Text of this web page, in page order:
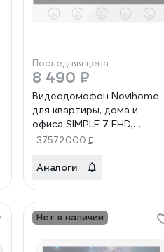
Последняя цена
8 490 ₽
Видеодомофон Novihome
для квартиры, дома и
офиса SIMPLE 7 FHD,
дисплей 7, функция Не
подъездным домофоном
4389
37572000
Аналоги
Нет в наличии